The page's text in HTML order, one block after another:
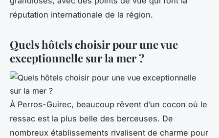
réputation internationale de la région.
Quels hôtels choisir pour une vue
exceptionnelle sur la mer ?
À Perros-Guirec, beaucoup rêvent d’un cocon où le
ressac est la plus belle des berceuses. De
nombreux établissements rivalisent de charme pour